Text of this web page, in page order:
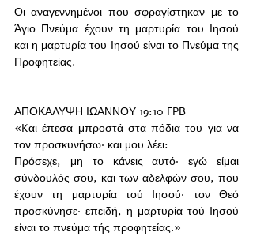
Οι αναγεννημένοι που σφραγίστηκαν με το
Άγιο Πνεύμα έχουν τη μαρτυρία του Ιησού
και η μαρτυρία του Ιησού είναι το Πνεύμα της
Προφητείας.
ΑΠΟΚΑΛΥΨΗ ΙΩΑΝΝΟΥ 19:10 FPB
«Kαι έπεσα μπροστά στα πόδια του για να
τον προσκυνήσω· και μου λέει:
Πρόσεχε, μη το κάνεις αυτό· εγώ είμαι
σύνδουλός σου, και των αδελφών σου, που
έχουν τη μαρτυρία τού Iησού· τον Θεό
προσκύνησε· επειδή, η μαρτυρία τού Iησού
είναι το πνεύμα τής προφητείας.»